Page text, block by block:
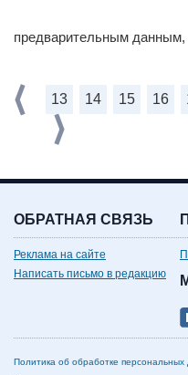
предварительным данным,
13 14 15 16
ОБРАТНАЯ СВЯЗЬ
Реклама на сайте
Написать письмо в редакцию
Политика об обработке персональных